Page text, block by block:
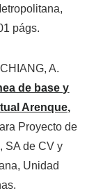
págs.
A.
de base y
Arenque,
Proyecto de
SA de CV y
Unidad